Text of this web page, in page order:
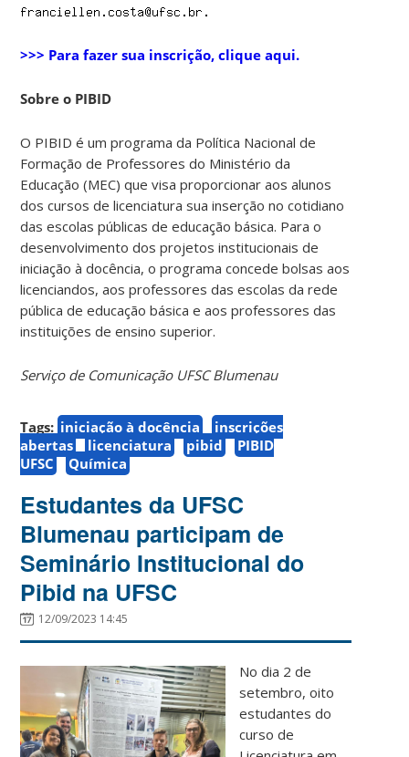
>>> Para fazer sua inscrição, clique aqui.
Sobre o PIBID
O PIBID é um programa da Política Nacional de
Formação de Professores do Ministério da
Educação (MEC) que visa proporcionar aos alunos
dos cursos de licenciatura sua inserção no cotidiano
das escolas públicas de educação básica. Para o
desenvolvimento dos projetos institucionais de
iniciação à docência, o programa concede bolsas aos
licenciandos, aos professores das escolas da rede
pública de educação básica e aos professores das
instituições de ensino superior.
Serviço de Comunicação UFSC Blumenau
Tags: iniciação à docência
inscrições
abertas
licenciatura pibid
PIBID
UFSC
Química
Estudantes da UFSC
Blumenau participam de
Seminário Institucional do
Pibid na UFSC
12/09/2023 14:45
No dia 2 de
setembro, oito
estudantes do
curso de